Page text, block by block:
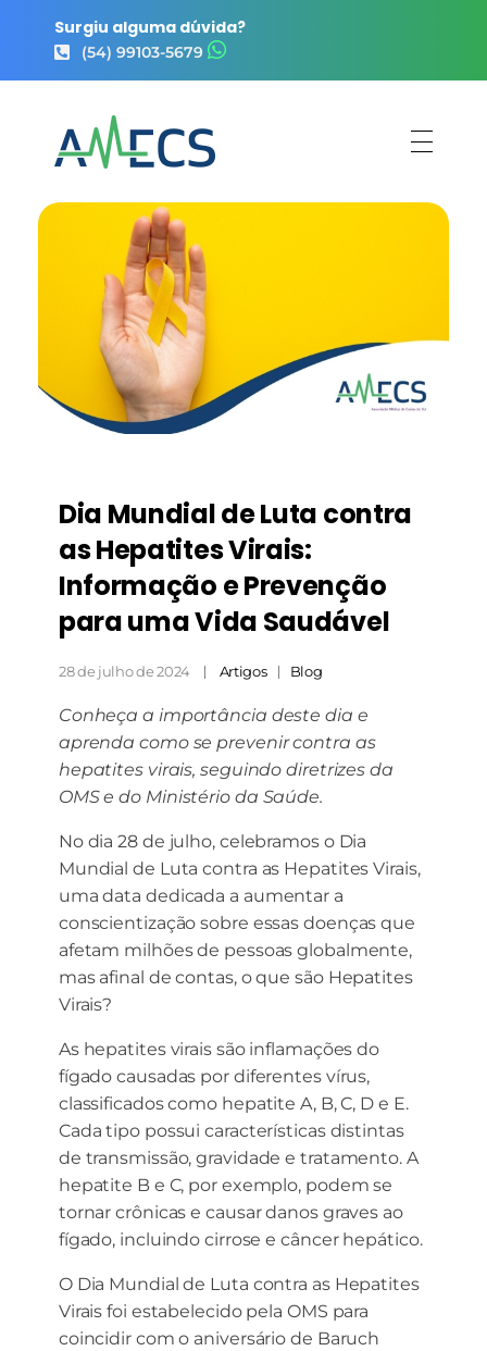
Surgiu alguma dúvida?
(54) 99103-5679
Dia Mundial de Luta contra
as Hepatites Virais:
Informação e Prevenção
para uma Vida Saudável
28 de julho de 2024 Artigos Blog
Conheça a importância deste dia e
aprenda como se prevenir contra as
hepatites virais, seguindo diretrizes da
OMS e do Ministério da Saúde.
No dia 28 de julho, celebramos o Dia
Mundial de Luta contra as Hepatites Virais,
uma data dedicada a aumentar a
conscientização sobre essas doenças que
afetam milhões de pessoas globalmente,
mas afinal de contas, o que são Hepatites
Virais?
As hepatites virais são inflamações do
fígado causadas por diferentes vírus,
classificados como hepatite A, B, C, D e E.
Cada tipo possui características distintas
de transmissão, gravidade e tratamento. A
hepatite B e C, por exemplo, podem se
tornar crônicas e causar danos graves ao
fígado, incluindo cirrose e câncer hepático.
O Dia Mundial de Luta contra as Hepatites
Virais foi estabelecido pela OMS para
coincidir com o aniversário de Baruch